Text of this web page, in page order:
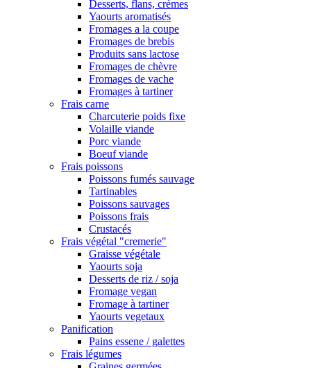
Desserts, flans, crèmes
Yaourts aromatisés
Fromages a la coupe
Fromages de brebis
Produits sans lactose
Fromages de chèvre
Fromages de vache
Fromages à tartiner
Frais carne
Charcuterie poids fixe
Volaille viande
Porc viande
Boeuf viande
Frais poissons
Poissons fumés sauvage
Tartinables
Poissons sauvages
Poissons frais
Crustacés
Frais végétal "cremerie"
Graisse végétale
Yaourts soja
Desserts de riz / soja
Fromage vegan
Fromage à tartiner
Yaourts vegetaux
Panification
Pains essene / galettes
Frais légumes